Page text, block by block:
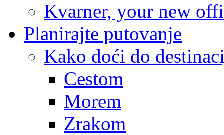
Kvarner, your new
Planirajte putovanje
Kako doći do
Cestom
Morem
Zrakom